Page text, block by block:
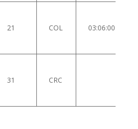
21 COL 03:06:00
31 CRC